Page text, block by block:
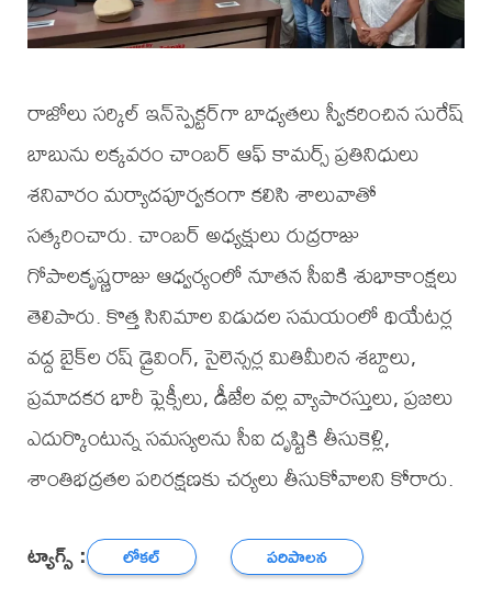
రాజోలు సర్కిల్ ఇన్‌స్పెక్టర్‌గా బాధ్యతలు స్వీకరించిన సురేష్
బాబును లక్కవరం చాంబర్ ఆఫ్ కామర్స్ ప్రతినిధులు
శనివారం మర్యాదపూర్వకంగా కలిసి శాలువాతో
సత్కరించారు. చాంబర్ అధ్యక్షులు రుద్రరాజు
గోపాలకృష్ణరాజు ఆధ్వర్యంలో నూతన సీఐకి శుభాకాంక్షలు
తెలిపారు. కొత్త సినిమాల విడుదల సమయంలో థియేటర్ల
వద్ద బైక్‌ల రష్ డ్రైవింగ్, సైలెన్సర్ల మితిమీరిన శబ్దాలు,
ప్రమాదకర భారీ ఫ్లెక్సీలు, డీజేల వల్ల వ్యాపారస్తులు, ప్రజలు
ఎదుర్కొంటున్న సమస్యలను సీఐ దృష్టికి తీసుకెళ్లి,
శాంతిభద్రతల పరిరక్షణకు చర్యలు తీసుకోవాలని కోరారు.
ట్యాగ్స్ : లోకల్ పరిపాలన